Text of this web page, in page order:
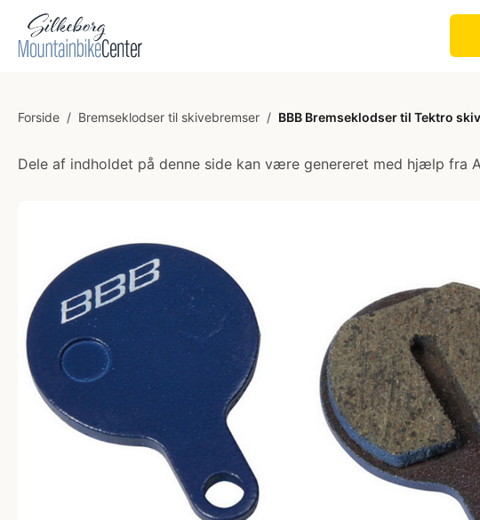
Forside / Bremseklodser til skivebremser / BBB Bremseklodser til Tektro
Dele af indholdet på denne side kan være genereret med hjælp fra